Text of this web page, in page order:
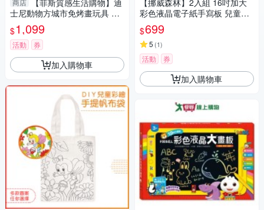
商店
【菲斯質感生活購物】迪
士尼動物方城市免烤畫玩具 Zo
otopia DISNEY 聖誕節禮物 生
日禮物 繪畫玩具
$1,099
活動 券
加入購物車
【挪威森林】2入組 16吋加大
彩色液晶電子紙手寫板 兒童繪
畫塗鴉板 留言板(無藍光輻射
防刪鎖 無紙繪圖)
$699
5 (1)
活動 券
加入購物車